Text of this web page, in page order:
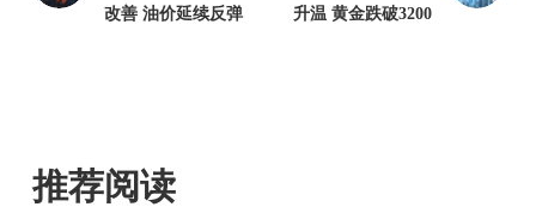
改善 油价延续反弹
升温 黄金跌破3200
推荐阅读